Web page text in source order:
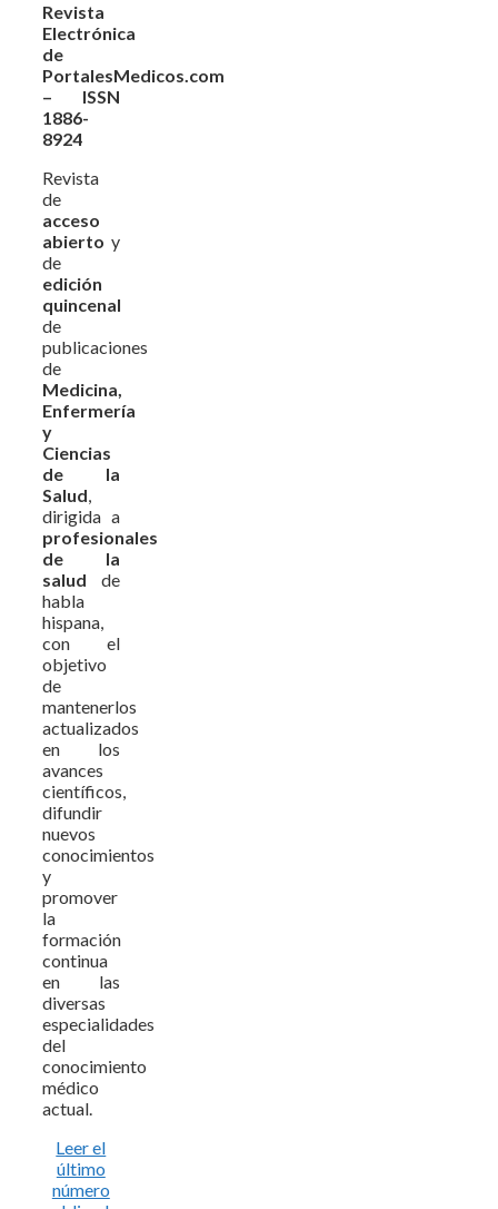
Revista
Electrónica
de
PortalesMedicos.com
– ISSN
1886-
8924
Revista
de
acceso
abierto y
de
edición
quincenal
de
publicaciones
de
Medicina,
Enfermería
y
Ciencias
de la
Salud,
dirigida a
profesionales
de la
salud de
habla
hispana,
con el
objetivo
de
mantenerlos
actualizados
en los
avances
científicos,
difundir
nuevos
conocimientos
y
promover
la
formación
continua
en las
diversas
especialidades
del
conocimiento
médico
actual.
Leer el
último
número